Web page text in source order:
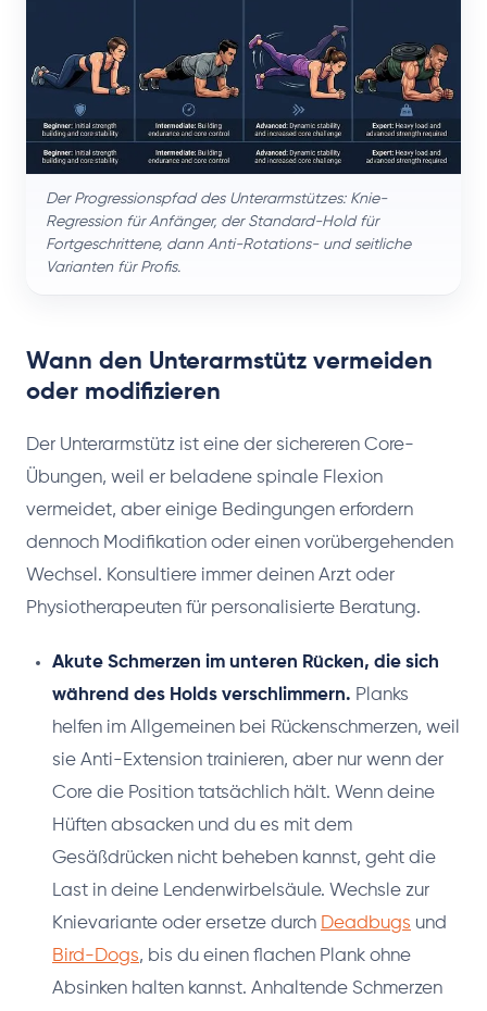
Der Progressionspfad des Unterarmstützes: Knie-
Regression für Anfänger, der Standard-Hold für
Fortgeschrittene, dann Anti-Rotations- und seitliche
Varianten für Profis.
Wann den Unterarmstütz vermeiden
oder modifizieren
Der Unterarmstütz ist eine der sichereren Core-
Übungen, weil er beladene spinale Flexion
vermeidet, aber einige Bedingungen erfordern
dennoch Modifikation oder einen vorübergehenden
Wechsel. Konsultiere immer deinen Arzt oder
Physiotherapeuten für personalisierte Beratung.
Akute Schmerzen im unteren Rücken, die sich
während des Holds verschlimmern. Planks
helfen im Allgemeinen bei Rückenschmerzen, weil
sie Anti-Extension trainieren, aber nur wenn der
Core die Position tatsächlich hält. Wenn deine
Hüften absacken und du es mit dem
Gesäßdrücken nicht beheben kannst, geht die
Last in deine Lendenwirbelsäule. Wechsle zur
Knievariante oder ersetze durch Deadbugs und
Bird-Dogs, bis du einen flachen Plank ohne
Absinken halten kannst. Anhaltende Schmerzen